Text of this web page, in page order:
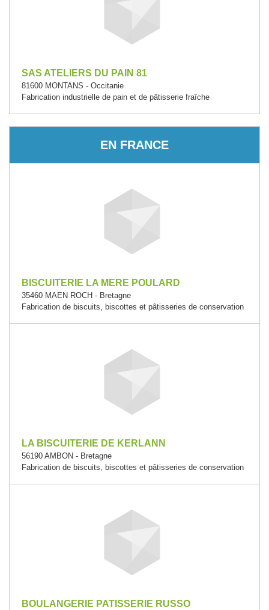
SAS ATELIERS DU PAIN 81
81600 MONTANS - Occitanie
Fabrication industrielle de pain et de pâtisserie fraîche
EN FRANCE
BISCUITERIE LA MERE POULARD
35460 MAEN ROCH - Bretagne
Fabrication de biscuits, biscottes et pâtisseries de conservation
LA BISCUITERIE DE KERLANN
56190 AMBON - Bretagne
Fabrication de biscuits, biscottes et pâtisseries de conservation
BOULANGERIE PATISSERIE RUSSO